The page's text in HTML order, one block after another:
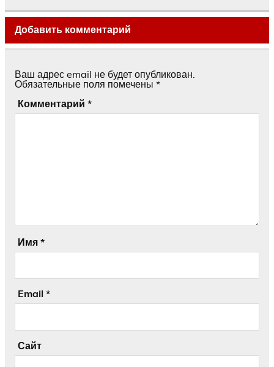
Добавить комментарий
Ваш адрес email не будет опубликован.
Обязательные поля помечены *
Комментарий *
Имя *
Email *
Сайт